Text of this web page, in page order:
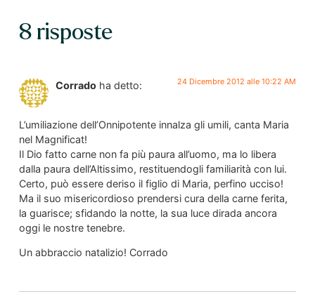
8 risposte
Corrado ha detto: 24 Dicembre 2012 alle 10:22 AM
L’umiliazione dell’Onnipotente innalza gli umili, canta Maria
nel Magnificat!
Il Dio fatto carne non fa più paura all’uomo, ma lo libera
dalla paura dell’Altissimo, restituendogli familiarità con lui.
Certo, può essere deriso il figlio di Maria, perfino ucciso!
Ma il suo misericordioso prendersi cura della carne ferita,
la guarisce; sfidando la notte, la sua luce dirada ancora
oggi le nostre tenebre.
Un abbraccio natalizio! Corrado